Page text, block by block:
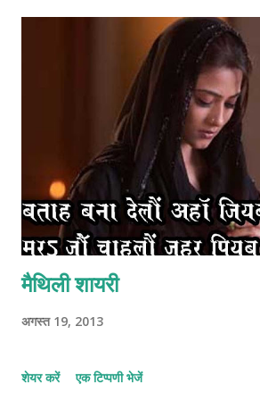
मैथिली शायरी
अगस्त 19, 2013
शेयर करें एक टिप्पणी भेजें